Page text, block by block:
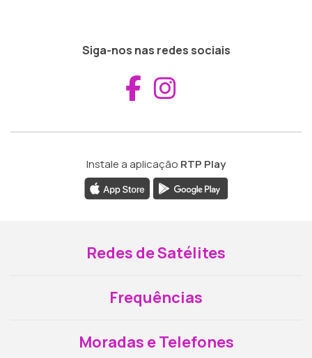
Siga-nos nas redes sociais
Aceder ao
Instale a aplicação RTP Play
Redes de Satélites
Frequências
Moradas e Telefones